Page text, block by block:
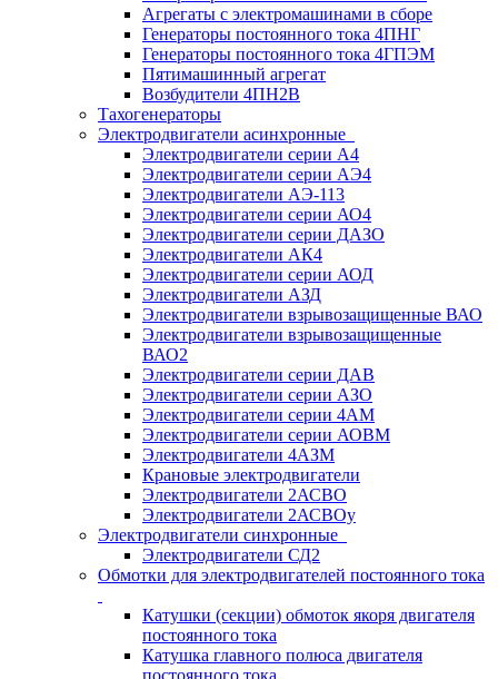
Агрегаты с электромашинами в сборе
Генераторы постоянного тока 4ПНГ
Генераторы постоянного тока 4ГПЭМ
Пятимашинный агрегат
Возбудители 4ПН2В
Тахогенераторы
Электродвигатели асинхронные
Электродвигатели серии А4
Электродвигатели серии АЭ4
Электродвигатели АЭ-113
Электродвигатели серии АО4
Электродвигатели серии ДАЗО
Электродвигатели АК4
Электродвигатели серии АОД
Электродвигатели АЗД
Электродвигатели взрывозащищенные ВАО
Электродвигатели взрывозащищенные
ВАО2
Электродвигатели серии ДАВ
Электродвигатели серии АЗО
Электродвигатели серии 4АМ
Электродвигатели серии АОВМ
Электродвигатели 4АЗМ
Крановые электродвигатели
Электродвигатели 2АСВО
Электродвигатели 2АСВОу
Электродвигатели синхронные
Электродвигатели СД2
Обмотки для электродвигателей постоянного тока
Катушки (секции) обмоток якоря двигателя
постоянного тока
Катушка главного полюса двигателя
постоянного тока